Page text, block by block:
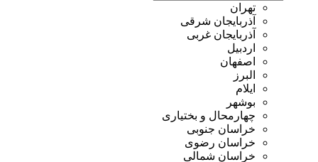
تهران
آذربایجان شرقی
آذربایجان غربی
اردبیل
اصفهان
البرز
ایلام
بوشهر
چهارمحال و بختیاری
خراسان جنوبی
خراسان رضوی
خراسان شمالی